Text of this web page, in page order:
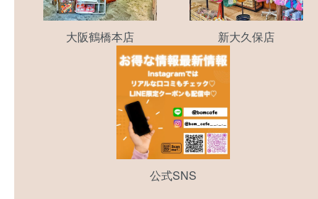
大阪鶴橋本店 新大久保店
公式SNS